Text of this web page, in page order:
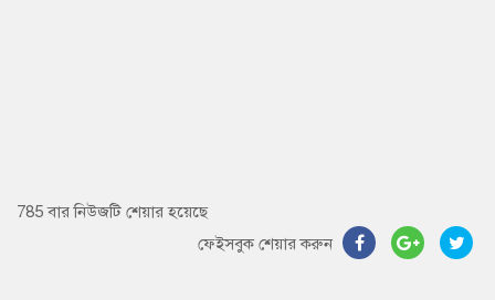
785 বার নিউজটি শেয়ার হয়েছে
ফেইসবুক শেয়ার করুন